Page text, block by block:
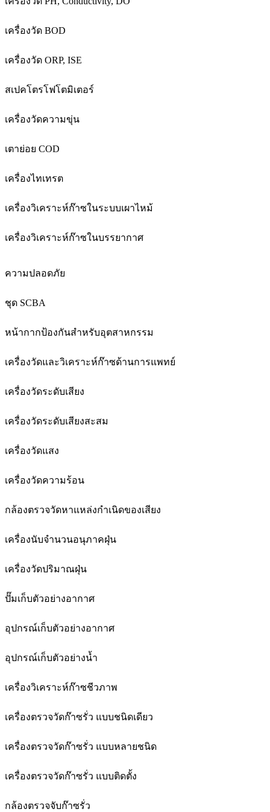
เครื่องวัด BOD
เครื่องวัด ORP, ISE
สเปคโตรโฟโตมิเตอร์
เครื่องวัดความขุ่น
เตาย่อย COD
เครื่องไทเทรต
เครื่องวิเคราะห์ก๊าซในระบบเผาไหม้
เครื่องวิเคราะห์ก๊าซในบรรยากาศ
ความปลอดภัย
ชุด SCBA
หน้ากากป้องกันสำหรับอุตสาหกรรม
เครื่องวัดและวิเคราะห์ก๊าซด้านการแพทย์
เครื่องวัดระดับเสียง
เครื่องวัดระดับเสียงสะสม
เครื่องวัดแสง
เครื่องวัดความร้อน
กล้องตรวจวัดหาแหล่งกำเนิดของเสียง
เครื่องนับจำนวนอนุภาคฝุ่น
เครื่องวัดปริมาณฝุ่น
ปั๊มเก็บตัวอย่างอากาศ
อุปกรณ์เก็บตัวอย่างอากาศ
อุปกรณ์เก็บตัวอย่างน้ำ
เครื่องวิเคราะห์ก๊าซชีวภาพ
เครื่องตรวจวัดก๊าซรั่ว แบบชนิดเดียว
เครื่องตรวจวัดก๊าซรั่ว แบบหลายชนิด
เครื่องตรวจวัดก๊าซรั่ว แบบติดตั้ง
กล้องตรวจจับก๊าซรั่ว